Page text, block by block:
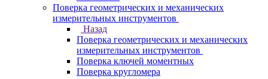
Поверка геометрических и механических
измерительных инструментов
Назад
Поверка геометрических и механических
измерительных инструментов
Поверка ключей моментных
Поверка кругломера